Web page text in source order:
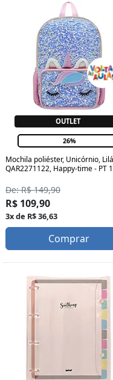
OUTLET
26%
Mochila poliéster, Unicórnio,
QAR2271122, Happy-time - PT
De: R$ 149,90
R$ 109,90
3x de R$ 36,63
Comprar